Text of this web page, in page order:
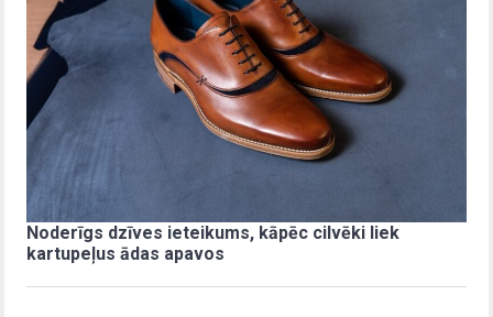
Noderīgs dzīves ieteikums, kāpēc cilvēki liek
kartupeļus ādas apavos